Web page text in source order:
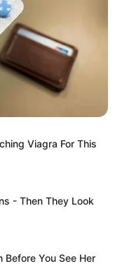
Viagra For This
- Then They Look
Before You See Her